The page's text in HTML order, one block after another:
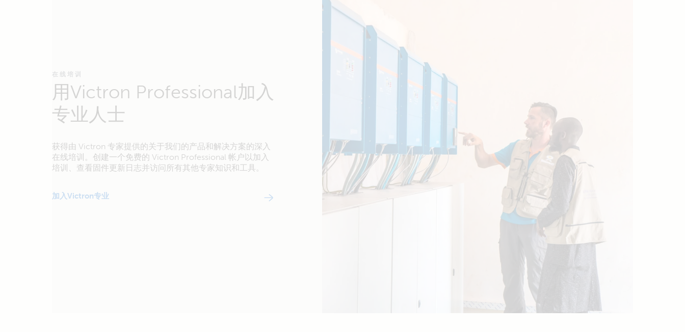
在线培训
用Victron Professional加入
专业人士
获得由 Victron 专家提供的关于我们的产品和解决方案的深入
在线培训。创建一个免费的 Victron Professional 帐户以加入
培训、查看固件更新日志并访问所有其他专家知识和工具。
加入Victron专业